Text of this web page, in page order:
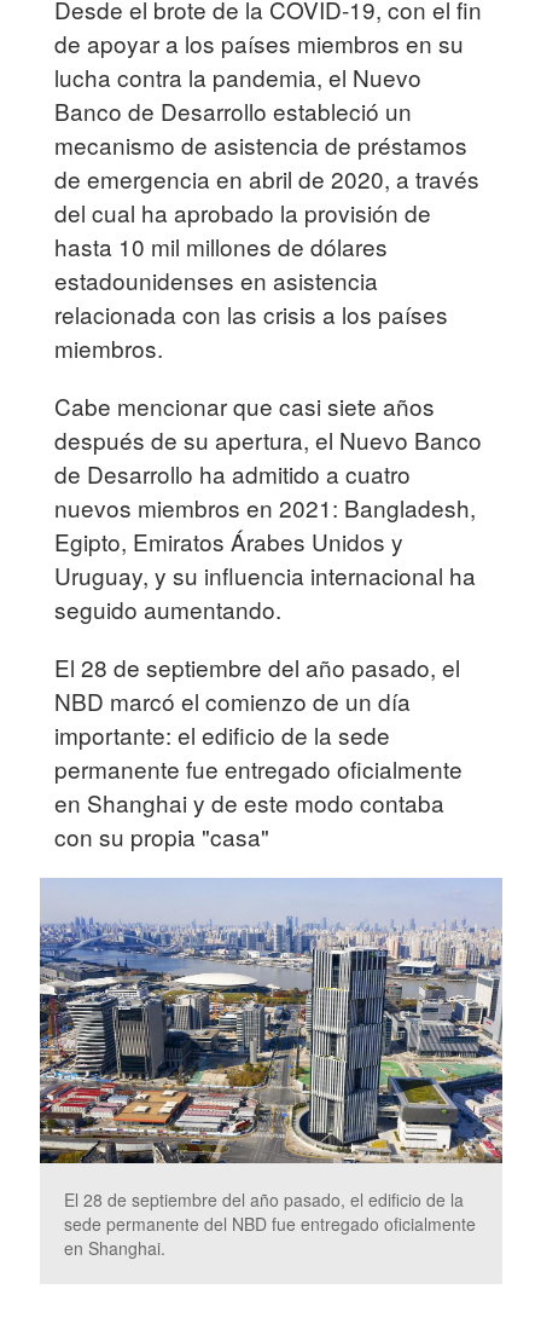
Desde el brote de la COVID-19, con el fin
de apoyar a los países miembros en su
lucha contra la pandemia, el Nuevo
Banco de Desarrollo estableció un
mecanismo de asistencia de préstamos
de emergencia en abril de 2020, a través
del cual ha aprobado la provisión de
hasta 10 mil millones de dólares
estadounidenses en asistencia
relacionada con las crisis a los países
miembros.
Cabe mencionar que casi siete años
después de su apertura, el Nuevo Banco
de Desarrollo ha admitido a cuatro
nuevos miembros en 2021: Bangladesh,
Egipto, Emiratos Árabes Unidos y
Uruguay, y su influencia internacional ha
seguido aumentando.
El 28 de septiembre del año pasado, el
NBD marcó el comienzo de un día
importante: el edificio de la sede
permanente fue entregado oficialmente
en Shanghai y de este modo contaba
con su propia "casa"
El 28 de septiembre del año pasado, el edificio de la
sede permanente del NBD fue entregado oficialmente
en Shanghai.